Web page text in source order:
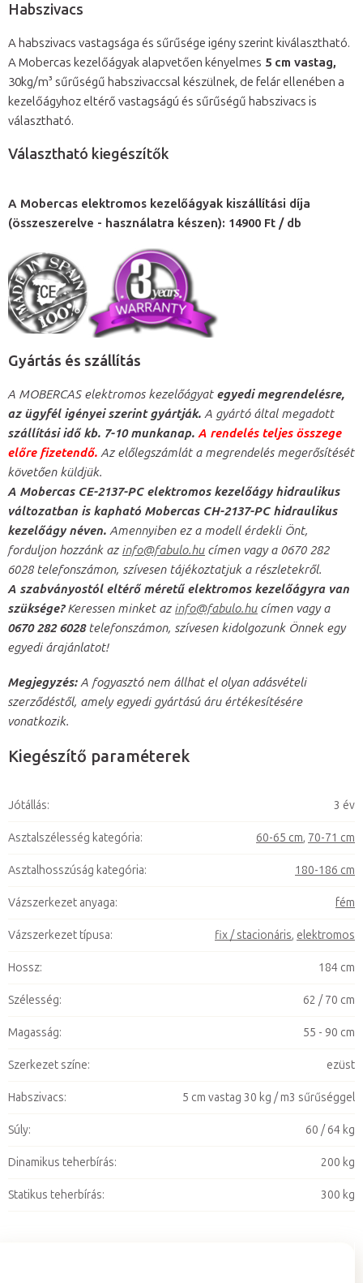
Habszivacs
A habszivacs vastagsága és sűrűsége igény szerint kiválasztható.
A Mobercas kezelőágyak alapvetően kényelmes 5 cm vastag,
30kg/m³ sűrűségű habszivaccsal készülnek, de felár ellenében a
kezelőágyhoz eltérő vastagságú és sűrűségű habszivacs is
választható.
Választható kiegészítők
A Mobercas elektromos kezelőágyak kiszállítási díja
(összeszerelve - használatra készen): 14900 Ft / db
Gyártás és szállítás
A MOBERCAS elektromos kezelőágyat egyedi megrendelésre,
az ügyfél igényei szerint gyártják.A gyártó által megadott
szállítási idő kb. 7-10 munkanap.A rendelés teljes összege
előre fizetendő. Az előlegszámlát a megrendelés megerősítését
követően küldjük.
A Mobercas CE-2137-PC elektromos kezelőágy hidraulikus
változatban is kapható Mobercas CH-2137-PC hidraulikus
kezelőágy néven.Amennyiben ez a modell érdekli Önt,
forduljon hozzánk az info@fabulo.hu címen vagy a 0670 282
6028 telefonszámon, szívesen tájékoztatjuk a részletekről.
A szabványostól eltérő méretű elektromos kezelőágyra van
szüksége?Keressen minket az info@fabulo.hu címen vagy a
0670 282 6028 telefonszámon, szívesen kidolgozunk Önnek egy
egyedi árajánlatot!
Megjegyzés:A fogyasztó nem állhat el olyan adásvételi
szerződéstől, amely egyedi gyártású áru értékesítésére
vonatkozik.
Kiegészítő paraméterek
Jótállás: 3 év
Asztalszélesség kategória: 60-65 cm, 70-71 cm
Asztalhosszúság kategória: 180-186 cm
Vázszerkezet anyaga: fém
Vázszerkezet típusa: fix / stacionáris, elektromos
Hossz: 184 cm
Szélesség: 62 / 70 cm
Magasság: 55 - 90 cm
Szerkezet színe: ezüst
Habszivacs: 5 cm vastag 30 kg / m3 sűrűséggel
Súly: 60 / 64 kg
Dinamikus teherbírás: 200 kg
Statikus teherbírás: 300 kg